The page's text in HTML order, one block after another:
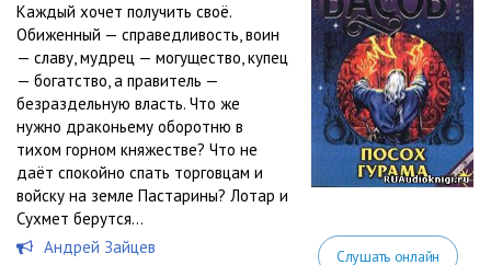
Каждый хочет получить своё.
Обиженный — справедливость, воин
— славу, мудрец — могущество, купец
— богатство, а правитель —
безраздельную власть. Что же
нужно драконьему оборотню в
тихом горном княжестве? Что не
даёт спокойно спать торговцам и
войску на земле Пастарины? Лотар и
Сухмет берутся...
Андрей Зайцев
Слушать онлайн